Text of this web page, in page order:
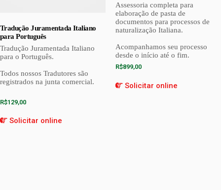
Tradução Juramentada Italiano
para Português
Tradução Juramentada Italiano
para o Português.
Todos nossos Tradutores são
registrados na junta comercial.
R$129,00
Solicitar online
Assessoria completa para
elaboração de pasta de
documentos para processos de
naturalização Italiana.
Acompanhamos seu processo
desde o início até o fim.
R$899,00
Solicitar online